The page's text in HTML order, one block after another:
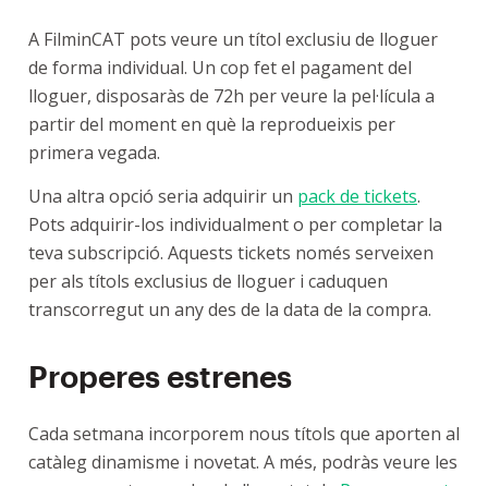
A FilminCAT pots veure un títol exclusiu de lloguer
de forma individual. Un cop fet el pagament del
lloguer, disposaràs de 72h per veure la pel·lícula a
partir del moment en què la reprodueixis per
primera vegada.
Una altra opció seria adquirir un pack de tickets.
Pots adquirir-los individualment o per completar la
teva subscripció. Aquests tickets només serveixen
per als títols exclusius de lloguer i caduquen
transcorregut un any des de la data de la compra.
Properes estrenes
Cada setmana incorporem nous títols que aporten al
catàleg dinamisme i novetat. A més, podràs veure les